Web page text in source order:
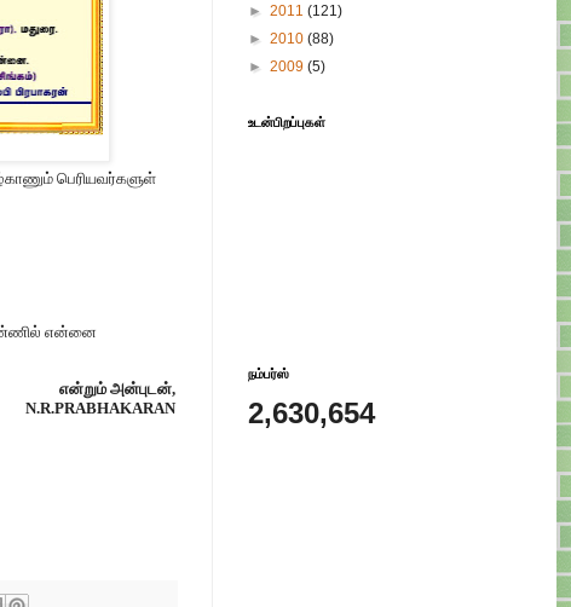
பெரியவர்களுள்
என்னை
என்றும் அன்புடன்,
N.R.PRABHAKARAN
► 2011 (121)
► 2010 (88)
► 2009 (5)
உடன்பிறப்புகள்
நம்பர்ஸ்
2,630,654